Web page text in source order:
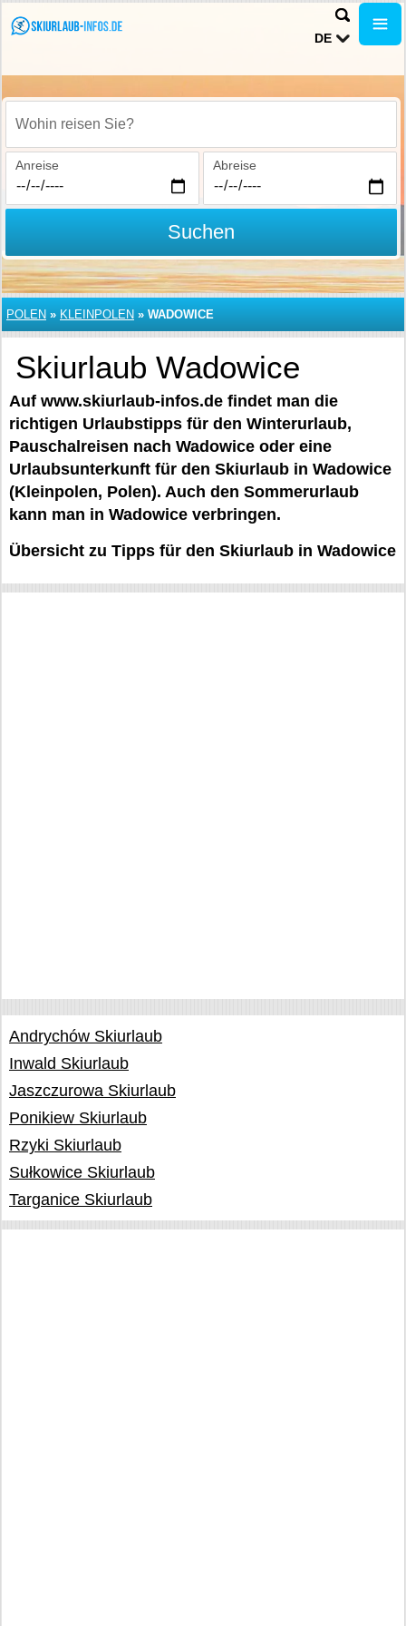
DE
Wohin reisen Sie?
Anreise Abreise
Suchen
POLEN » KLEINPOLEN » WADOWICE
Skiurlaub Wadowice
Auf www.skiurlaub-infos.de findet man die
richtigen Urlaubstipps für den Winterurlaub,
Pauschalreisen nach Wadowice oder eine
Urlaubsunterkunft für den Skiurlaub in Wadowice
(Kleinpolen, Polen). Auch den Sommerurlaub
kann man in Wadowice verbringen.
Übersicht zu Tipps für den Skiurlaub in Wadowice
Andrychów Skiurlaub
Inwald Skiurlaub
Jaszczurowa Skiurlaub
Ponikiew Skiurlaub
Rzyki Skiurlaub
Sułkowice Skiurlaub
Targanice Skiurlaub